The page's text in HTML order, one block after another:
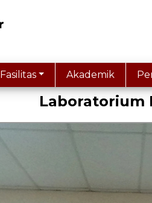
Fasilitas Akademik
Laboratorium